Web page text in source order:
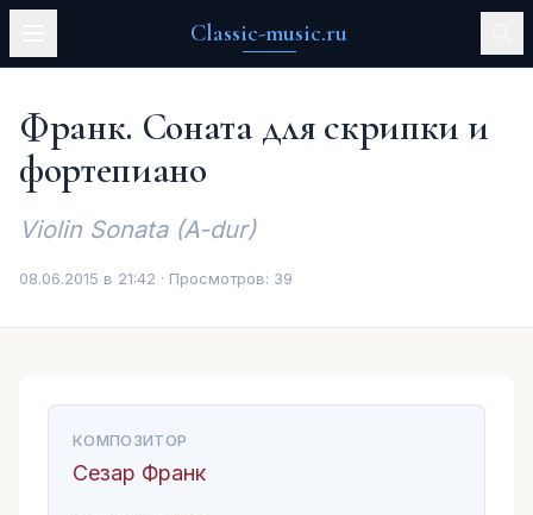
Classic-music.ru
Франк. Соната для скрипки и
фортепиано
Violin Sonata (A-dur)
08.06.2015 в 21:42 · Просмотров: 39
КОМПОЗИТОР
Сезар Франк